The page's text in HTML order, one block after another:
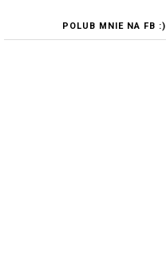
POLUB MNIE NA FB :)